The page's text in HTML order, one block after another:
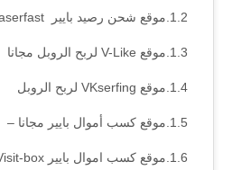
موقع شحن رصيد بايير Teaserfast
موقع V-Like لربح الروبل مجانا
موقع VKserfing لربح الروبل
موقع كسب أموال بايير مجانا – Getlike
موقع كسب اموال بايير Visit-box